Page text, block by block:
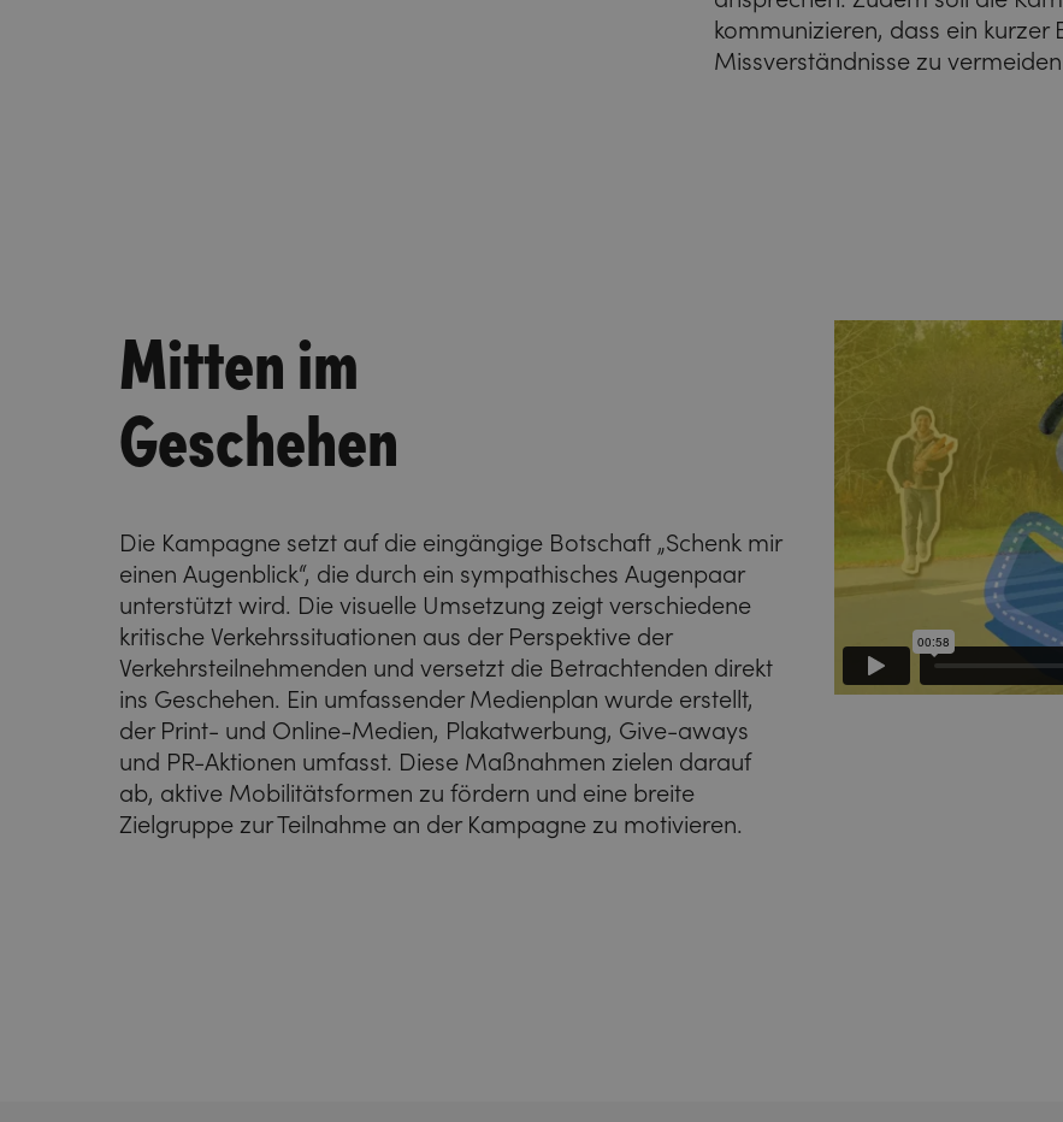
kommunizieren, dass ein kurzer
Missverständnisse zu
Mitten im
Geschehen
Die Kampagne setzt auf die eingängige Botschaft „Schenk mir
einen Augenblick“, die durch ein sympathisches Augenpaar
unterstützt wird. Die visuelle Umsetzung zeigt verschiedene
kritische Verkehrssituationen aus der Perspektive der
Verkehrsteilnehmenden und versetzt die Betrachtenden direkt
ins Geschehen. Ein umfassender Medienplan wurde erstellt,
der Print- und Online-Medien, Plakatwerbung, Give-aways
und PR-Aktionen umfasst. Diese Maßnahmen zielen darauf
ab, aktive Mobilitätsformen zu fördern und eine breite
Zielgruppe zur Teilnahme an der Kampagne zu motivieren.